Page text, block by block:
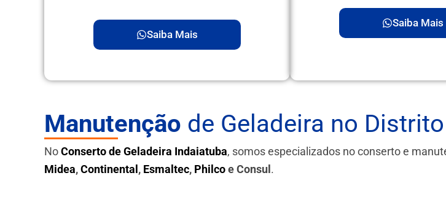
Saiba Mais
Saiba Mais
Manutenção de Geladeira no
NoConserto de Geladeira Indaiatuba, somos especializados no conserto e
Midea,Continental , Esmaltec, Philcoe Consul .